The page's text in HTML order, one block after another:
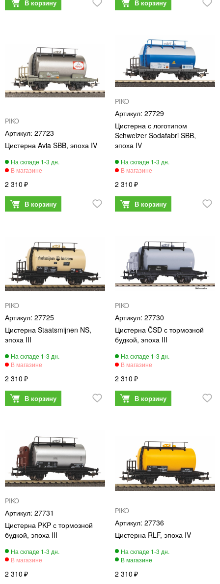
PIKO
27723
Цистерна Avia SBB, эпоха IV
2 310
PIKO
27729
Цистерна с логотипом
Schweizer Sodafabri SBB,
эпоха IV
2 310
PIKO
27725
Цистерна Staatsmijnen NS,
эпоха III
2 310
PIKO
27730
Цистерна ČSD с тормозной
будкой, эпоха III
2 310
PIKO
27731
Цистерна PKP с тормозной
будкой, эпоха III
2 310
PIKO
27736
Цистерна RLF, эпоха IV
2 310